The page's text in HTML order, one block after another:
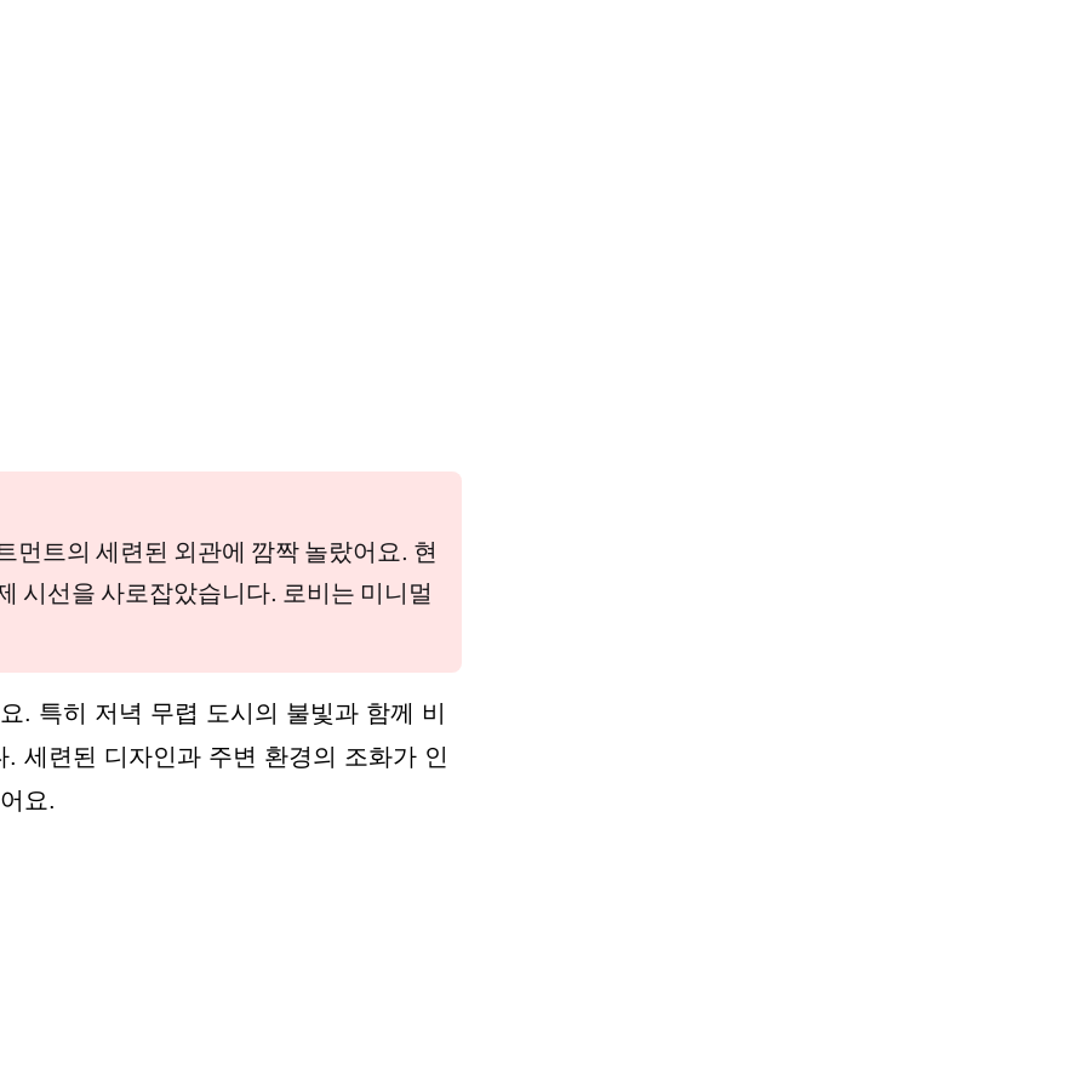
트의 세련된 외관에 깜짝 놀랐어요. 현
시선을 사로잡았습니다. 로비는 미니멀
. 특히 저녁 무렵 도시의 불빛과 함께 비
세련된 디자인과 주변 환경의 조화가 인
요.